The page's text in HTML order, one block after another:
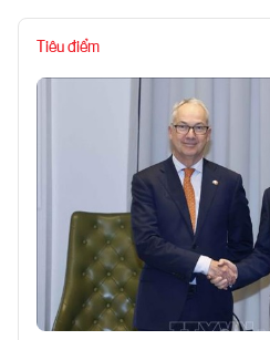
Tiêu điểm